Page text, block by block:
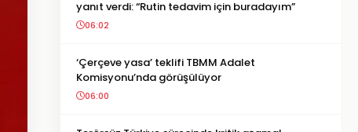
yanıt verdi: “Rutin tedavim için buradayım”
06:02
‘Çerçeve yasa’ teklifi TBMM Adalet
Komisyonu’nda görüşülüyor
06:00